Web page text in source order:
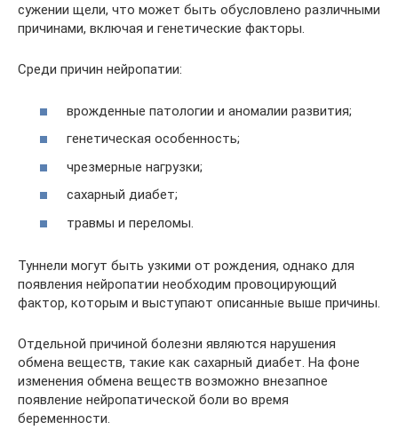
сужении щели, что может быть обусловлено различными
причинами, включая и генетические факторы.
Среди причин нейропатии:
врожденные патологии и аномалии развития;
генетическая особенность;
чрезмерные нагрузки;
сахарный диабет;
травмы и переломы.
Туннели могут быть узкими от рождения, однако для
появления нейропатии необходим провоцирующий
фактор, которым и выступают описанные выше причины.
Отдельной причиной болезни являются нарушения
обмена веществ, такие как сахарный диабет. На фоне
изменения обмена веществ возможно внезапное
появление нейропатической боли во время
беременности.